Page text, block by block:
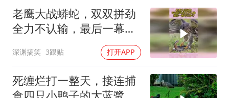
梅婷12岁女儿百花奖发言
从科技创新看开局起步的时与势
老鹰大战蟒蛇，双双拼劲
全力不认输，最后一幕吓
深渊搞笑 3跟贴 打开APP
死缠烂打一整天，接连捕